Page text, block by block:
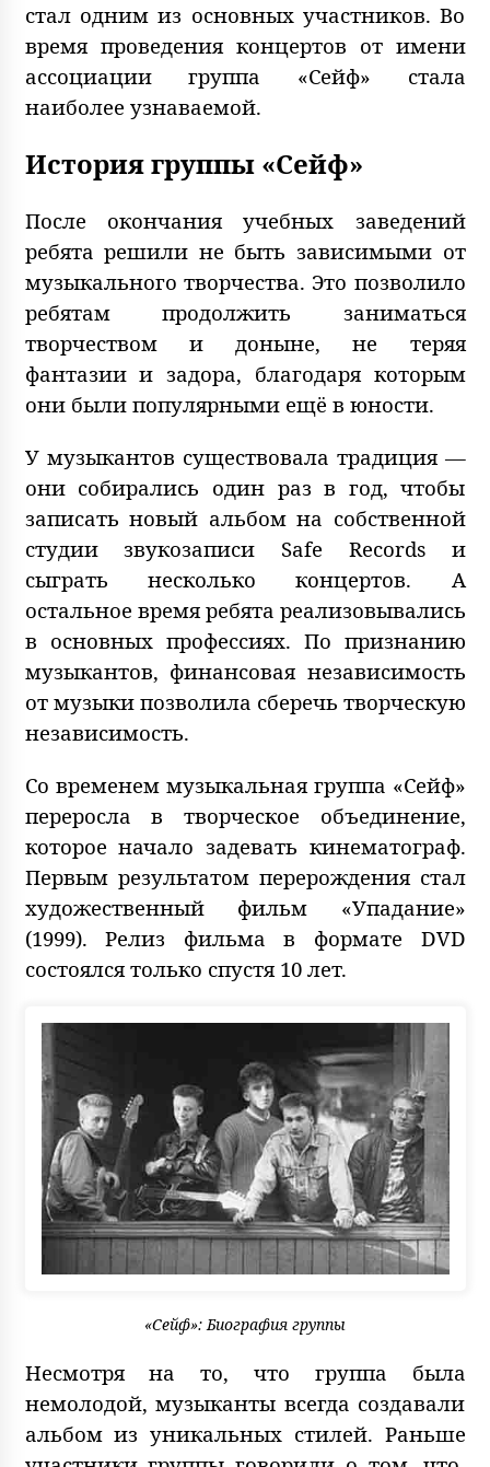
стал одним из основных участников. Во
время проведения концертов от имени
ассоциации группа «Сейф» стала
наиболее узнаваемой.
История группы «Сейф»
После окончания учебных заведений
ребята решили не быть зависимыми от
музыкального творчества. Это позволило
ребятам продолжить заниматься
творчеством и доныне, не теряя
фантазии и задора, благодаря которым
они были популярными ещё в юности.
У музыкантов существовала традиция —
они собирались один раз в год, чтобы
записать новый альбом на собственной
студии звукозаписи Safe Records и
сыграть несколько концертов. А
остальное время ребята реализовывались
в основных профессиях. По признанию
музыкантов, финансовая независимость
от музыки позволила сберечь творческую
независимость.
Со временем музыкальная группа «Сейф»
переросла в творческое объединение,
которое начало задевать кинематограф.
Первым результатом перерождения стал
художественный фильм «Упадание»
(1999). Релиз фильма в формате DVD
состоялся только спустя 10 лет.
«Сейф»: Биография группы
Несмотря на то, что группа была
немолодой, музыканты всегда создавали
альбом из уникальных стилей. Раньше